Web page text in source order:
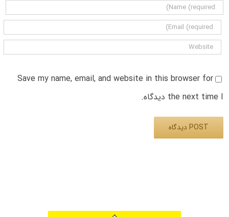
Save my name, email, and website in this browser for
the next time I دیدگاه.